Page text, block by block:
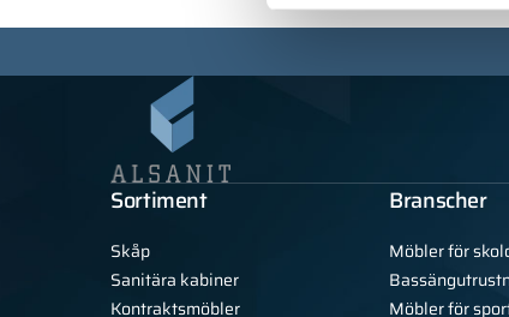
Sortiment
Skåp
Sanitära kabiner
Kontraktsmöbler
Branscher
Möbler för
Möbler för